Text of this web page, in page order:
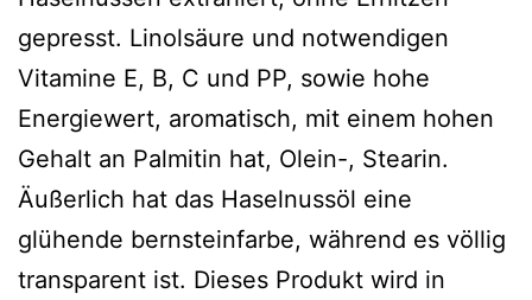
gepresst. Linolsäure und notwendigen
Vitamine E, B, C und PP, sowie hohe
Energiewert, aromatisch, mit einem hohen
Gehalt an Palmitin hat, Olein-, Stearin.
Äußerlich hat das Haselnussöl eine
glühende bernsteinfarbe, während es völlig
transparent ist. Dieses Produkt wird in